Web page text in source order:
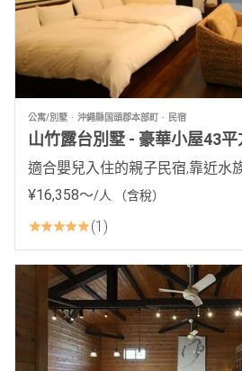
公寓/別墅 沖繩縣国頭郡本部町 民宿
山竹露台別墅 - 豪華小屋43平
適合嬰兒入住的親子民宿,靠近水
¥16,358〜/人 （含稅）
1